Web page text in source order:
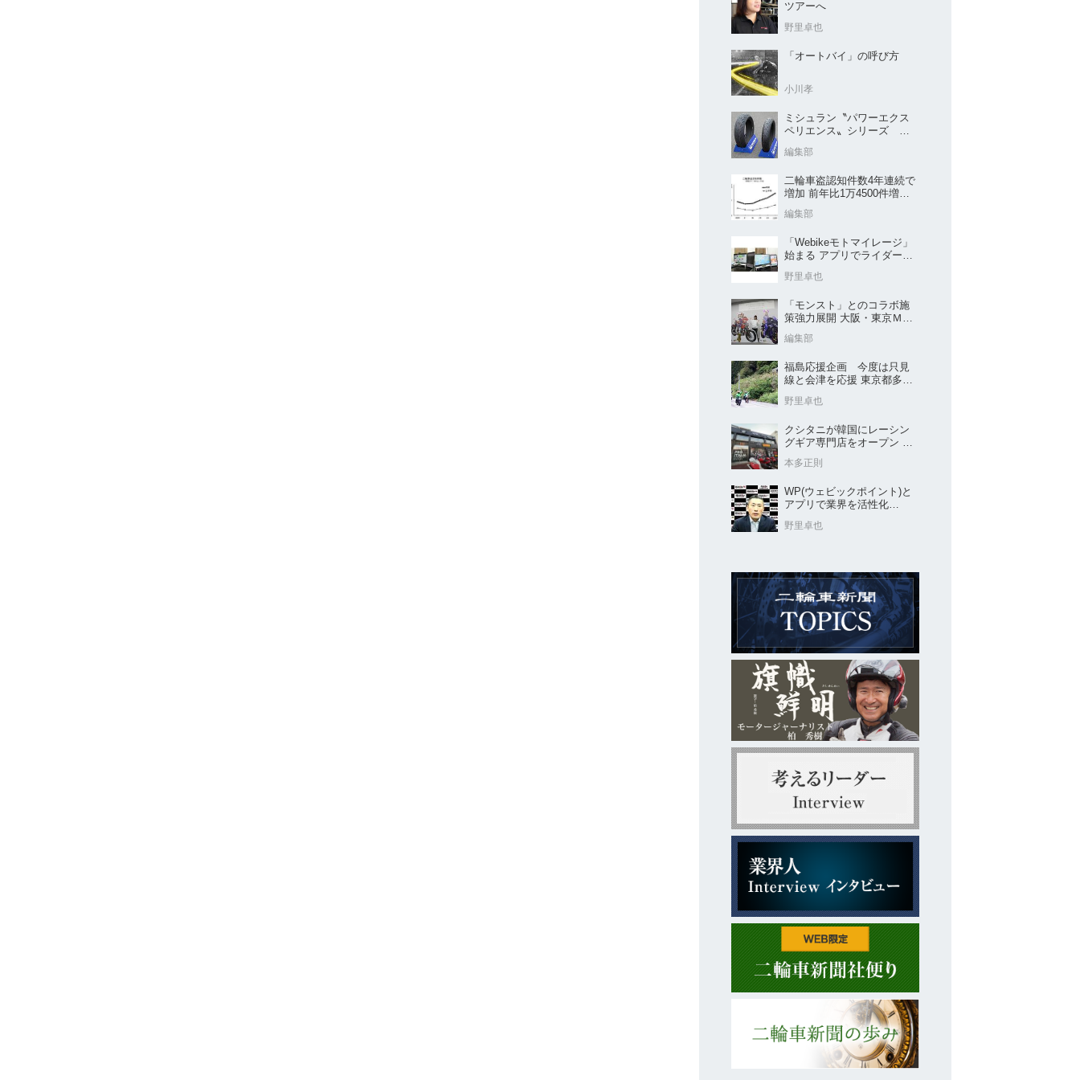
ツアーへ
野里卓也
「オートバイ」の呼び方
小川孝
ミシュラン〝パワーエクス
ペリエンス〟シリーズ
売
編集部
二輪車盗認知件数4年連続で
増加 前年比1万4500件増／
編集部
「Webikeモトマイレージ」
始まる アプリでライダーと
野里卓也
「モンスト」とのコラボ施
策強力展開 大阪・東京ＭＣ
編集部
福島応援企画 今度は只見
線と会津を応援 東京都多摩
野里卓也
クシタニが韓国にレーシン
グギア専門店をオープン 今
に展開
本多正則
WP(ウェビックポイント)と
アプリで業界を活性化
野里卓也